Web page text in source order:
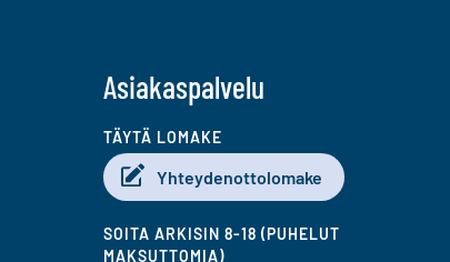
Asiakaspalvelu
TÄYTÄ LOMAKE
Yhteydenottolomake
SOITA ARKISIN 8-18 (PUHELUT
MAKSUTTOMIA)